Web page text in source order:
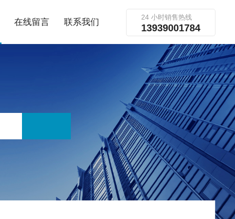
24 小时销售热线
13939001784
在线留言 联系我们